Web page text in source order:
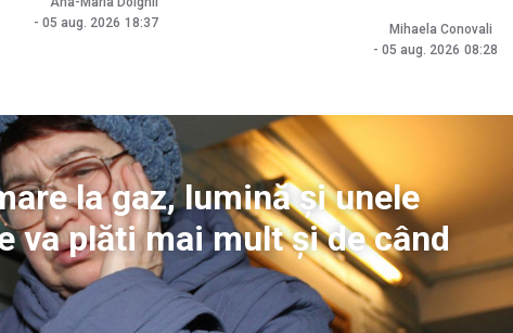
- 05 aug. 2026 18:37
Mihaela Conovali
- 05 aug. 2026 08:28
la gaz, lumină și unele
va plăti mai mult și de când